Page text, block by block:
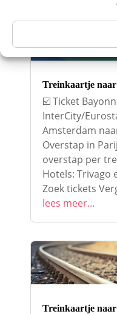
Treinkaartje
☑️ Ticket
InterCity/
Amsterdam
Overstap in
overstap per
Hotels: Trivago
Zoek tickets
lees meer...
Treinkaartje naar